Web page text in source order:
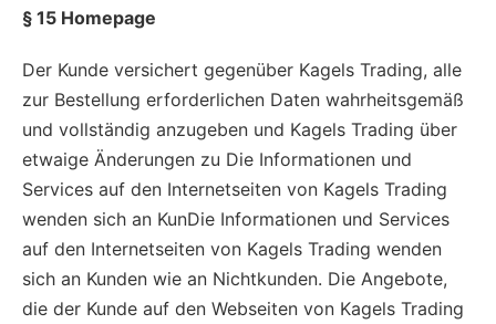
§ 15 Homepage
Der Kunde versichert gegenüber Kagels Trading, alle
zur Bestellung erforderlichen Daten wahrheitsgemäß
und vollständig anzugeben und Kagels Trading über
etwaige Änderungen zu Die Informationen und
Services auf den Internetseiten von Kagels Trading
wenden sich an KunDie Informationen und Services
auf den Internetseiten von Kagels Trading wenden
sich an Kunden wie an Nichtkunden. Die Angebote,
die der Kunde auf den Webseiten von Kagels Trading